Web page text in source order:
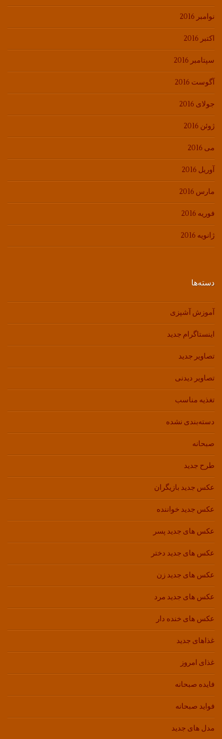
نوامبر 2016
اکتبر 2016
سپتامبر 2016
آگوست 2016
جولای 2016
ژوئن 2016
می 2016
آوریل 2016
مارس 2016
فوریه 2016
ژانویه 2016
دسته‌ها
آموزش آشپزی
اینستاگرام جدید
تصاویر جدید
تصاویر دیدنی
تغذیه مناسب
دسته‌بندی نشده
صبحانه
طرح جدید
عکس جدید بازیگران
عکس جدید خواننده
عکس های جدید پسر
عکس های جدید دختر
عکس های جدید زن
عکس های جدید مرد
عکس های خنده دار
غذاهای جدید
غذای امروز
فایده صبحانه
فواید صبحانه
مدل های جدید